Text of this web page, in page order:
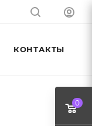
КОНТАКТЫ
0